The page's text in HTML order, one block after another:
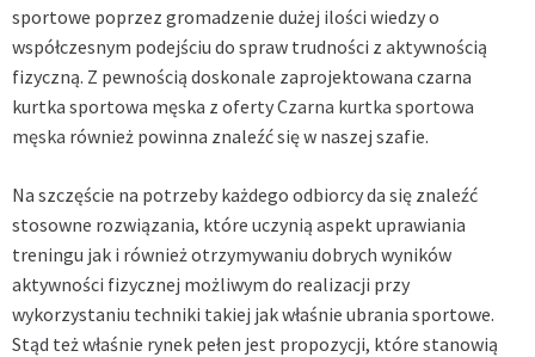
sportowe poprzez gromadzenie dużej ilości wiedzy o
współczesnym podejściu do spraw trudności z aktywnością
fizyczną. Z pewnością doskonale zaprojektowana czarna
kurtka sportowa męska z ofertyCzarna kurtka sportowa
męska również powinna znaleźć się w naszej szafie.
Na szczęście na potrzeby każdego odbiorcy da się znaleźć
stosowne rozwiązania, które uczynią aspekt uprawiania
treningu jak i również otrzymywaniu dobrych wyników
aktywności fizycznej możliwym do realizacji przy
wykorzystaniu techniki takiej jak właśnie ubrania sportowe.
Stąd też właśnie rynek pełen jest propozycji, które stanowią